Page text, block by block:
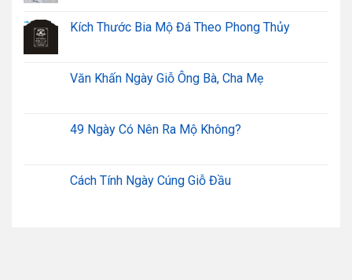
Kích Thước Bia Mộ Đá Theo Phong Thủy
Văn Khấn Ngày Giỗ Ông Bà, Cha Mẹ
49 Ngày Có Nên Ra Mộ Không?
Cách Tính Ngày Cúng Giỗ Đầu